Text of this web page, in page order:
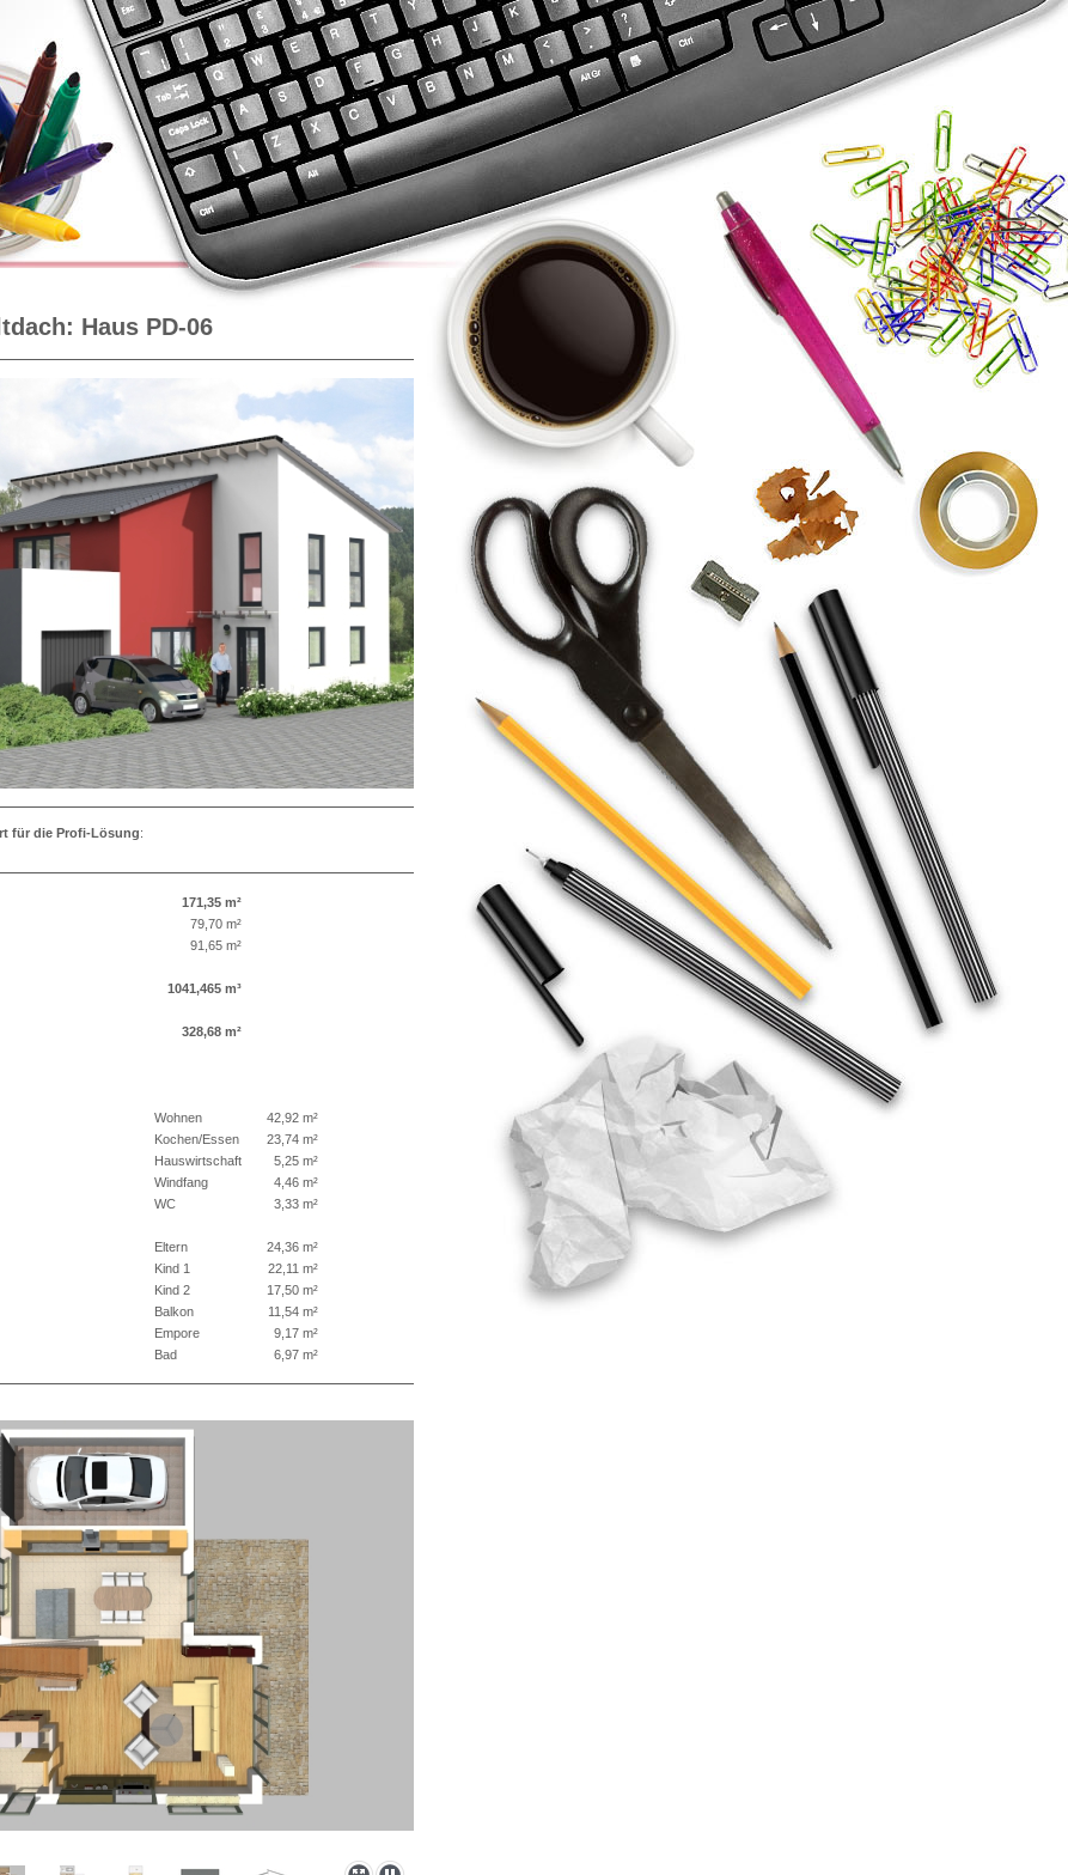
Haus PD-06
für die Profi-Lösung:
171,35 m²
79,70 m²
91,65 m²
1041,465 m³
328,68 m²
Wohnen
42,92 m²
Kochen/Essen
23,74 m²
Hauswirtschaft
5,25 m²
Windfang
4,46 m²
WC
3,33 m²
Eltern
24,36 m²
Kind 1
22,11 m²
Kind 2
17,50 m²
Balkon
11,54 m²
Empore
9,17 m²
Bad
6,97 m²